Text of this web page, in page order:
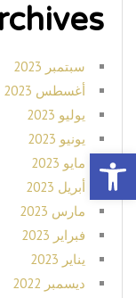
Open toolbar
سبتمبر 2023
أغسطس 2023
يوليو 2023
يونيو 2023
مايو 2023
أبريل 2023
مارس 2023
فبراير 2023
يناير 2023
ديسمبر 2022